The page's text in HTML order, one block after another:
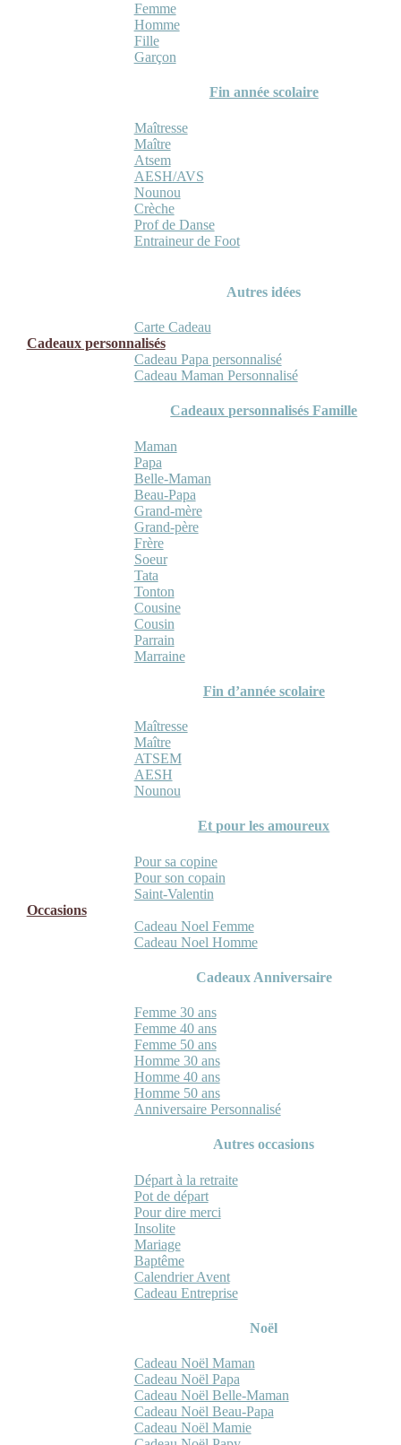
Femme
Homme
Fille
Garçon
Fin année scolaire
Maîtresse
Maître
Atsem
AESH/AVS
Nounou
Crèche
Prof de Danse
Entraineur de Foot
Autres idées
Carte Cadeau
Cadeaux personnalisés
Cadeau Papa personnalisé
Cadeau Maman Personnalisé
Cadeaux personnalisés Famille
Maman
Papa
Belle-Maman
Beau-Papa
Grand-mère
Grand-père
Frère
Soeur
Tata
Tonton
Cousine
Cousin
Parrain
Marraine
Fin d’année scolaire
Maîtresse
Maître
ATSEM
AESH
Nounou
Et pour les amoureux
Pour sa copine
Pour son copain
Saint-Valentin
Occasions
Cadeau Noel Femme
Cadeau Noel Homme
Cadeaux Anniversaire
Femme 30 ans
Femme 40 ans
Femme 50 ans
Homme 30 ans
Homme 40 ans
Homme 50 ans
Anniversaire Personnalisé
Autres occasions
Départ à la retraite
Pot de départ
Pour dire merci
Insolite
Mariage
Baptême
Calendrier Avent
Cadeau Entreprise
Noël
Cadeau Noël Maman
Cadeau Noël Papa
Cadeau Noël Belle-Maman
Cadeau Noël Beau-Papa
Cadeau Noël Mamie